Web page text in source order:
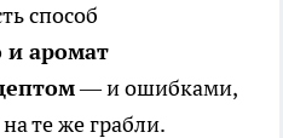
способ
и аромат
— и ошибками,
те же грабли.